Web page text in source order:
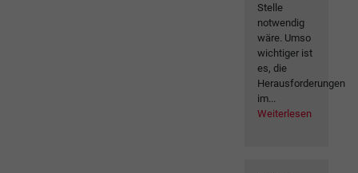
Stelle
notwendig
wäre. Umso
wichtiger ist
es, die
Herausforderungen
im...
Weiterlesen